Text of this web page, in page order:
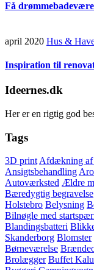
Få
april 2020 Hus &
Inspiration til
Ideernes.dk
Her er en rigtig god
Tags
3D print Afdækning
Ansigtsbehandling
Autoværksted Ældre
Bæredygtig begravelse
Holstebro Belysning
Bilnøgle med
Blandingsbatteri
Skanderborg Blomster
Børneværelse
Brolægger Buffet